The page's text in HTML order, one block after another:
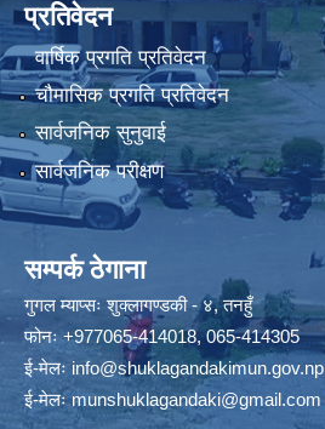
प्रतिवेदन
वार्षिक प्रगति प्रतिवेदन
चौमासिक प्रगति प्रतिवेदन
सार्वजनिक सुनुवाई
सार्वजनिक परीक्षण
सम्पर्क ठेगाना
गुगल म्याप्सःशुक्लागण्डकी - ४, तनहुँ
फोनः+977065-414018,065-414305
ई-मेलः info@shuklagandakimun.gov.np
ई-मेलःmunshuklagandaki@gmail.com